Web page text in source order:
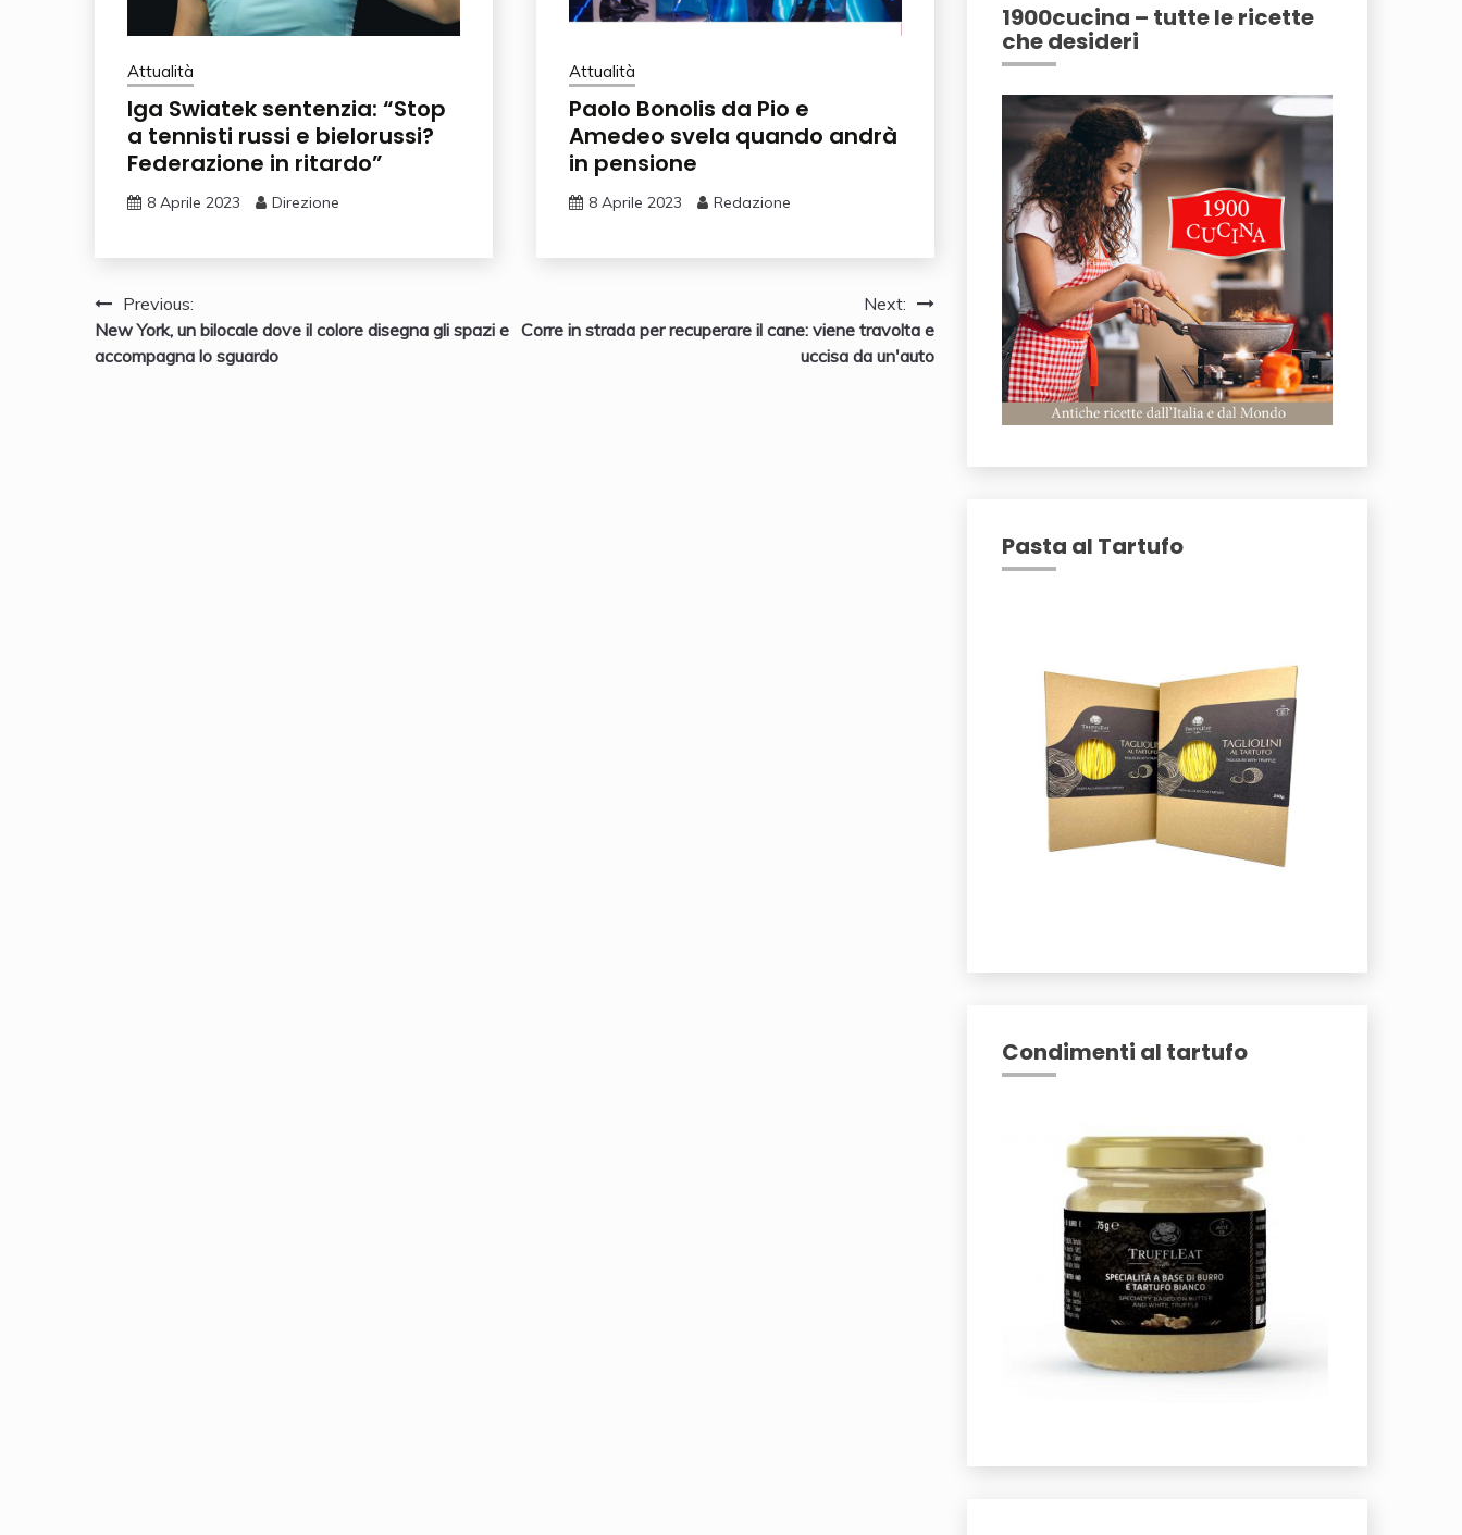
Attualità
Iga Swiatek sentenzia: “Stop
a tennisti russi e bielorussi?
Federazione in ritardo”
8 Aprile 2023 Direzione
Attualità
Paolo Bonolis da Pio e
Amedeo svela quando andrà
in pensione
8 Aprile 2023 Redazione
Navigazione
articoli
Previous:
New York, un bilocale dove il colore disegna gli spazi e
accompagna lo sguardo
Next:
Corre in strada per recuperare il cane: viene travolta e
uccisa da un'auto
1900cucina – tutte le ricette
che desideri
Pasta al Tartufo
Condimenti al tartufo